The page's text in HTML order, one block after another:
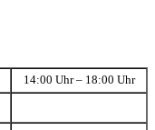
14:00 Uhr – 18:00 Uhr